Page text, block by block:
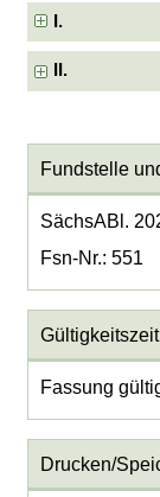
I.
II.
Fundstelle
SächsABl.
Fsn-Nr.: 551
Fassung
Drucken/